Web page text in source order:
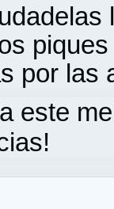
por las
este